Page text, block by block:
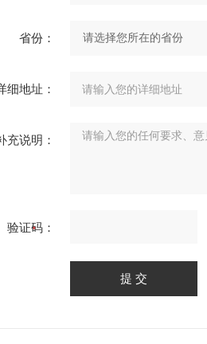
省份：
细地址：
充说明：
验证码：